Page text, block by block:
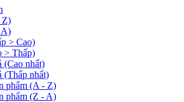
Z)
A)
> Cao)
> Thấp)
(Cao nhất)
(Thấp nhất)
phẩm (A - Z)
phẩm (Z - A)